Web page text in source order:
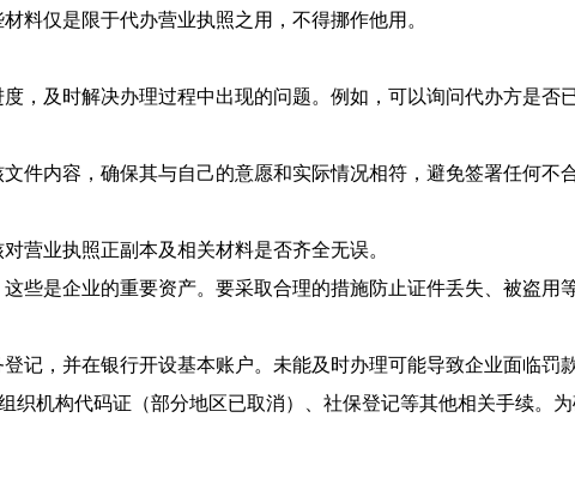
料仅是限于代办营业执照之用，不得挪作他用。
，及时解决办理过程中出现的问题。例如，可以询问代办方是否
件内容，确保其与自己的意愿和实际情况相符，避免签署任何不
营业执照正副本及相关材料是否齐全无误。
些是企业的重要资产。要采取合理的措施防止证件丢失、被盗用
记，并在银行开设基本账户。未能及时办理可能导致企业面临罚
织机构代码证（部分地区已取消）、社保登记等其他相关手续。